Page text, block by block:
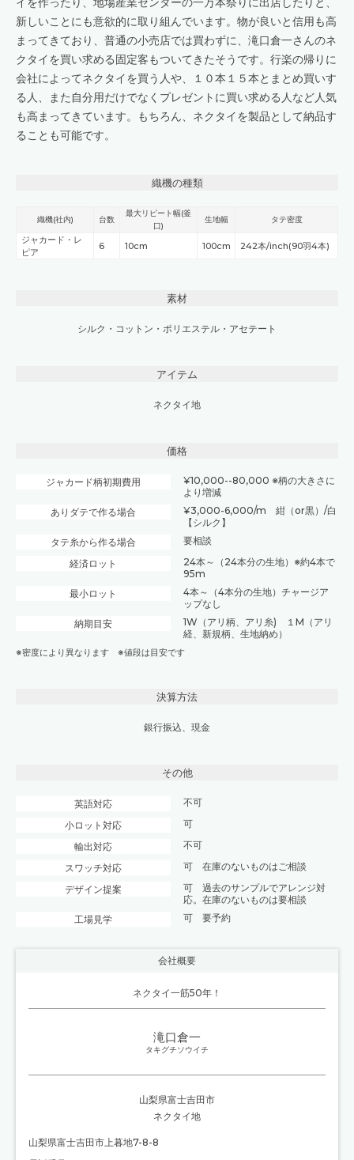
新しいことにも意欲的に取り組んでいます。物が良いと信用も高
まってきており、普通の小売店では買わずに、滝口倉一さんのネ
クタイを買い求める固定客もついてきたそうです。行楽の帰りに
会社によってネクタイを買う人や、１０本１５本とまとめ買いす
る人、また自分用だけでなくプレゼントに買い求める人など人気
も高まってきています。もちろん、ネクタイを製品として納品す
ることも可能です。
織機の種類
織機(社内) 台数
最大リピート幅(釜
口)
生地幅 タテ密度
ジャカード・レ
ピア
6 10cm 100cm 242本/inch(90羽4本)
素材
シルク ・ コットン ・ ポリエステル ・ アセテート
アイテム
ネクタイ地
価格
ジャカード柄初期費用
¥10,000--80,000 ※柄の大きさに
より増減
ありダテで作る場合
¥3,000-6,000/m 紺（or黒）/白
【シルク】
タテ糸から作る場合
要相談
経済ロット
24本～（24本分の生地）※約4本で
95m
最小ロット
4本～（4本分の生地）チャージア
ップなし
納期目安
1W（アリ柄、アリ糸) １M（アリ
経、新規柄、生地納め）
※密度により異なります ※値段は目安です
決算方法
銀行振込、現金
その他
英語対応
不可
小ロット対応
可
輸出対応
不可
スワッチ対応
可 在庫のないものはご相談
デザイン提案
可 過去のサンプルでアレンジ対
応。在庫のないものは要相談
工場見学
可 要予約
会社概要
ネクタイ一筋50年！
滝口倉一
タキグチソウイチ
山梨県富士吉田市
ネクタイ地
山梨県富士吉田市上暮地7-8-8